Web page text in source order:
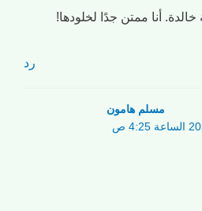
أنا ممتن جدًا لخلودها!
رد
مسلم هامون